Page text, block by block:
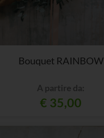
Bouquet RAINBOW
A partire da:
€ 35,00